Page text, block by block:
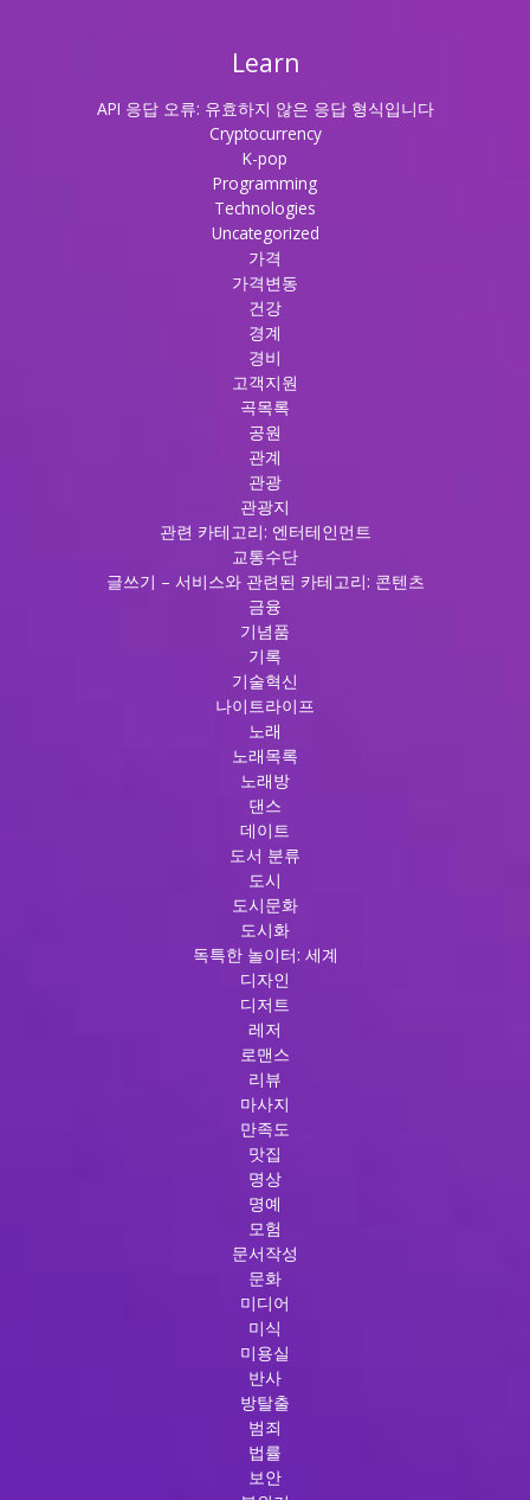
Learn
API 응답 오류: 유효하지 않은 응답 형식입니다
Cryptocurrency
K-pop
Programming
Technologies
Uncategorized
가격
가격변동
건강
경계
경비
고객지원
곡목록
공원
관계
관광
관광지
관련 카테고리: 엔터테인먼트
교통수단
글쓰기 – 서비스와 관련된 카테고리: 콘텐츠
금융
기념품
기록
기술혁신
나이트라이프
노래
노래목록
노래방
댄스
데이트
도서 분류
도시
도시문화
도시화
독특한 놀이터: 세계
디자인
디저트
레저
로맨스
리뷰
마사지
만족도
맛집
명상
명예
모험
문서작성
문화
미디어
미식
미용실
반사
방탈출
범죄
법률
보안